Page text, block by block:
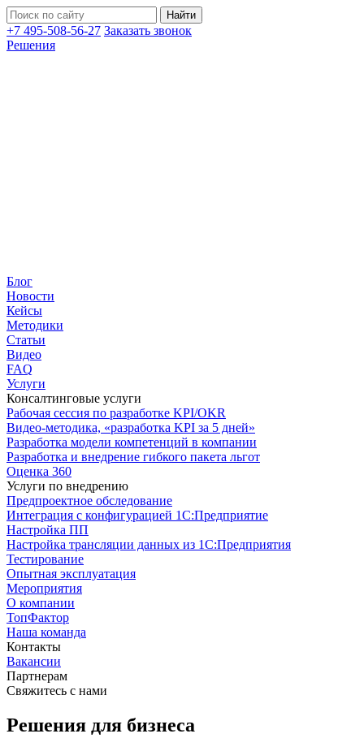
+7 495-508-56-27 Заказать звонок
Решения
Блог
Новости
Кейсы
Методики
Статьи
Видео
FAQ
Услуги
Консалтинговые услуги
Рабочая сессия по разработке KPI/OKR
Видео-методика, «разработка KPI за 5 дней»
Разработка модели компетенций в компании
Разработка и внедрение гибкого пакета льгот
Оценка 360
Услуги по внедрению
Предпроектное обследование
Интеграция с конфигурацией 1С:Предприятие
Настройка ПП
Настройка трансляции данных из 1С:Предприятия
Тестирование
Опытная эксплуатация
Мероприятия
О компании
ТопФактор
Наша команда
Контакты
Вакансии
Партнерам
Свяжитесь с нами
Решения для бизнеса